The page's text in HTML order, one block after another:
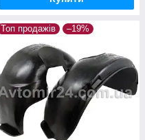
Топ продажів –19%